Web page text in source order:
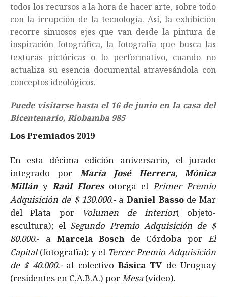
todos los recursos a la hora de hacer arte, sobre todo
con la irrupción de la tecnología. Así, la exhibición
recorre sinuosos ejes que van desde la pintura de
inspiración fotográfica, la fotografía que busca las
texturas pictóricas o lo performativo, cuando no
actualiza su esencia documental atravesándola con
conceptos ideológicos.
Puede visitarse hasta el 16 de junio en la casa del
Bicentenario, Riobamba 985
Los Premiados 2019
En esta décima edición aniversario, el jurado
integrado por María José Herrera,Mónica
Millány Raúl Floresotorga el Primer Premio
Adquisición de $ 130.000.-aDaniel Bassode Mar
del Plata por
Volumen de interior( objeto-
escultura); el Segundo Premio Adquisición de $
80.000.- a Marcela Bosch de Córdoba por El
Capital(fotografía); y el Tercer Premio Adquisición
de $ 40.000.-al colectivo Básica TV de Uruguay
(residentes en C.A.B.A.) porMesa(video).